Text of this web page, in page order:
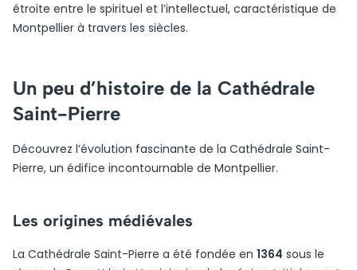
étroite entre le spirituel et l’intellectuel, caractéristique de
Montpellier à travers les siècles.
Un peu d’histoire de la Cathédrale
Saint-Pierre
Découvrez l’évolution fascinante de la Cathédrale Saint-
Pierre, un édifice incontournable de Montpellier.
Les origines médiévales
La Cathédrale Saint-Pierre a été fondée en 1364 sous le